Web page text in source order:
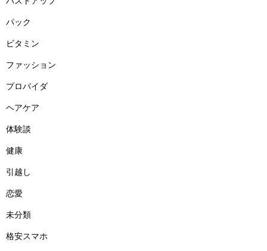
パック
ビタミン
ファッション
プロバイダ
ヘアケア
体験談
健康
引越し
恋愛
未分類
格安スマホ